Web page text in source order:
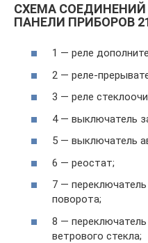
СХЕМА
ПАНЕЛИ ПРИБОРОВ
1 — реле
2 — реле-
3 — реле
4 — выключатель
5 — выключатель
6 — реостат;
7 —
поворота;
8 —
ветрового стекла;